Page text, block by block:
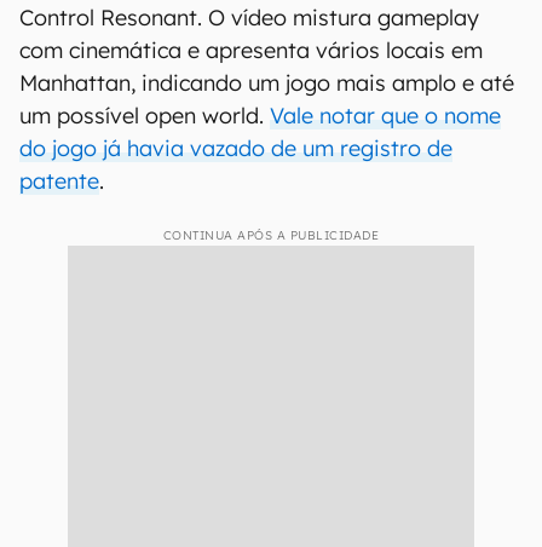
Control Resonant. O vídeo mistura gameplay
com cinemática e apresenta vários locais em
Manhattan, indicando um jogo mais amplo e até
um possível open world. Vale notar que o nome
do jogo já havia vazado de um registro de
patente.
CONTINUA APÓS A PUBLICIDADE